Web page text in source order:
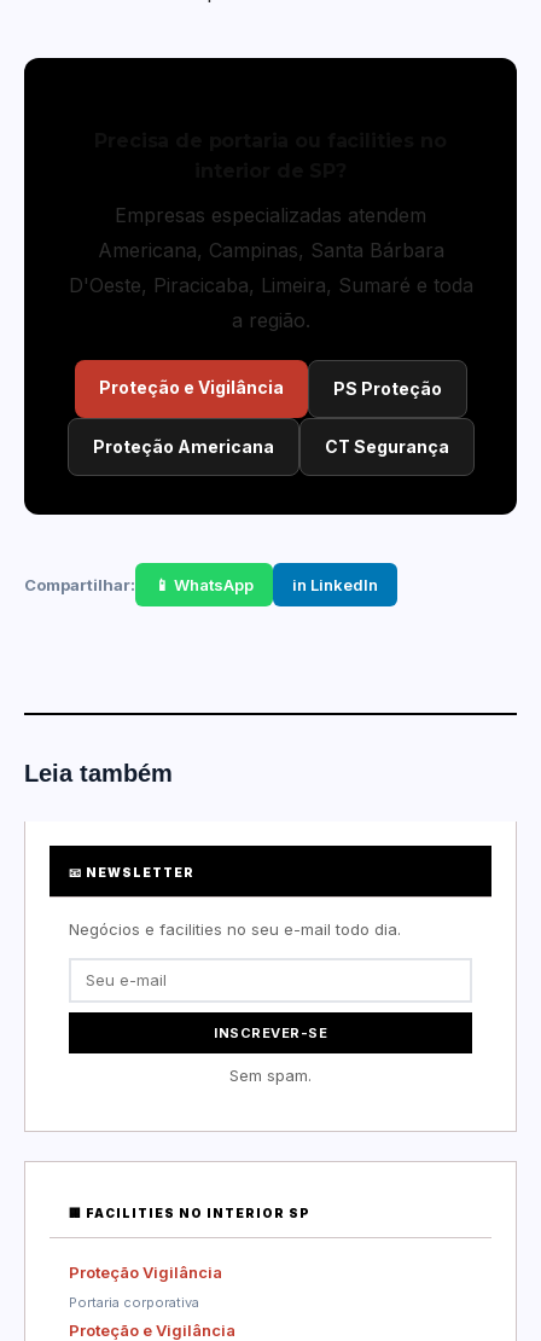
Empresas especializadas atendem
Americana, Campinas, Santa Bárbara
D'Oeste, Piracicaba, Limeira, Sumaré e toda
a região.
Proteção e Vigilância PS Proteção
Proteção Americana CT Segurança
Compartilhar: 📱 WhatsApp in LinkedIn
Leia também
📧 NEWSLETTER
Negócios e facilities no seu e-mail todo dia.
INSCREVER-SE
Sem spam.
🏢 FACILITIES NO INTERIOR SP
Proteção Vigilância
Portaria corporativa
Proteção e Vigilância